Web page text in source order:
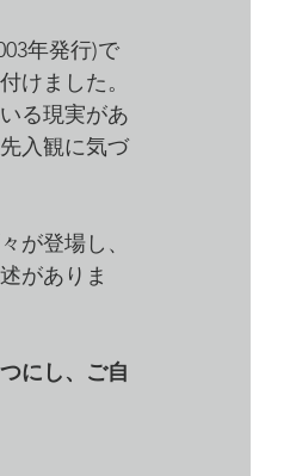
年発行)で
けました。
る現実があ
入観に気づ
が登場し、
がありま
にし、ご自